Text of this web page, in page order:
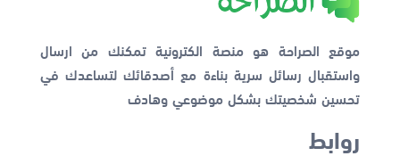
موقع الصراحة هو منصة الكترونية تمكنك من ارسال
واستقبال رسائل سرية بناءة مع أصدقائك لتساعدك في
تحسين شخصيتك بشكل موضوعي وهادف
روابط